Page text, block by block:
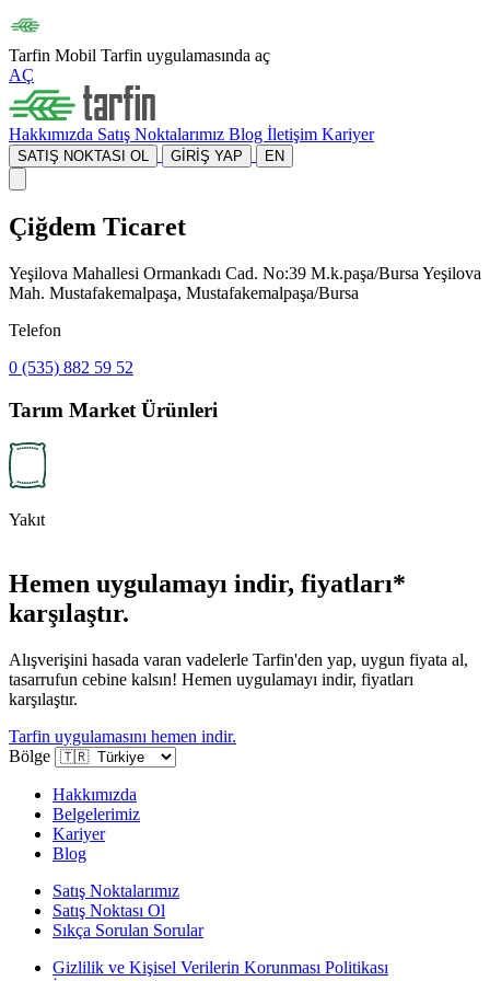
Tarfin Mobil Tarfin uygulamasında aç
AÇ
Hakkımızda Satış Noktalarımız Blog İletişim Kariyer
SATIŞ NOKTASI OL GİRİŞ YAP EN
Çiğdem Ticaret
Yeşilova Mahallesi Ormankadı Cad. No:39 M.k.paşa/Bursa Yeşilova
Mah. Mustafakemalpaşa, Mustafakemalpaşa/Bursa
Telefon
0 (535) 882 59 52
Tarım Market Ürünleri
Yakıt
Hemen uygulamayı indir, fiyatları*
karşılaştır.
Alışverişini hasada varan vadelerle Tarfin'den yap, uygun fiyata al,
tasarrufun cebine kalsın! Hemen uygulamayı indir, fiyatları
karşılaştır.
Tarfin uygulamasını hemen indir.
Bölge
Hakkımızda
Belgelerimiz
Kariyer
Blog
Satış Noktalarımız
Satış Noktası Ol
Sıkça Sorulan Sorular
Gizlilik ve Kişisel Verilerin Korunması Politikası